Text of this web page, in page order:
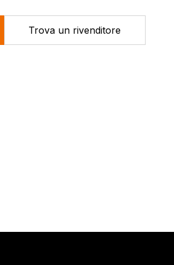
Trova un rivenditore